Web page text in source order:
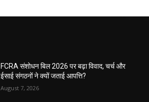
FCRA संशोधन बिल 2026 पर बढ़ा विवाद, चर्च और
ईसाई संगठनों ने क्यों जताई आपत्ति?
August 7, 2026